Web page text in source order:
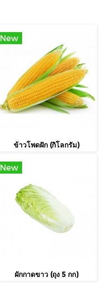
New
ข้าวโพดฝัก (กิโลกรัม)
New
ผักกาดขาว (ถุง 5 กก)